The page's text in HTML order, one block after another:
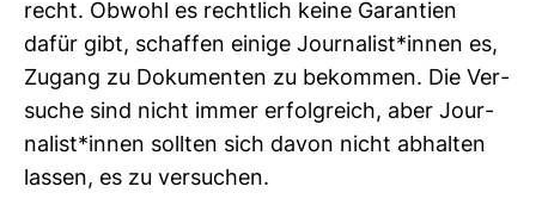
recht. Obwohl es recht­lich keine Garan­tien
dafür gibt, schaffen einige Jour­na­list*innen es,
Zugang zu Doku­menten zu bekommen. Die Ver­
suche sind nicht immer erfolg­reich, aber Jour­
na­list*innen sollten sich davon nicht abhalten
lassen, es zu ver­su­chen.